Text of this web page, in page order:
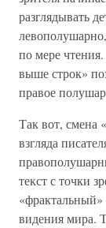
разглядывать
по мере
выше строк»
правое
Так вот, смена
взгляда
текст с точки
«фрактальный»
видения мира.